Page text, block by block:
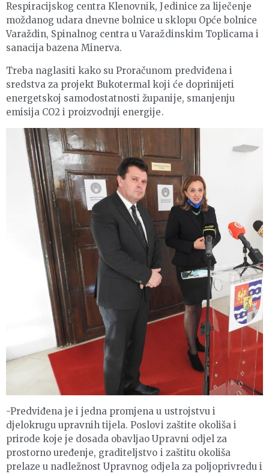
Respiracijskog centra Klenovnik, Jedinice za liječenje
moždanog udara dnevne bolnice u sklopu Opće bolnice
Varaždin, Spinalnog centra u Varaždinskim Toplicama i
sanacija bazena Minerva.
Treba naglasiti kako su Proračunom predviđena i
sredstva za projekt Bukotermal koji će doprinijeti
energetskoj samodostatnosti županije, smanjenju
emisija CO2 i proizvodnji energije.
-Predviđena je i jedna promjena u ustrojstvu i
djelokrugu upravnih tijela. Poslovi zaštite okoliša i
prirode koje je dosada obavljao Upravni odjel za
prostorno uređenje, graditeljstvo i zaštitu okoliša
prelaze u nadležnost Upravnog odjela za poljoprivredu i